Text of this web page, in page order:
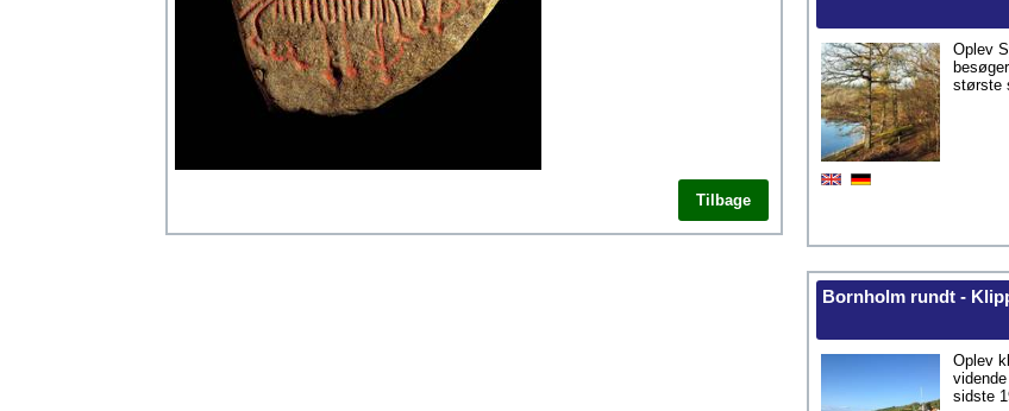
Tilbage
Oplev
største
Bornholm rundt -
Oplev
sidste